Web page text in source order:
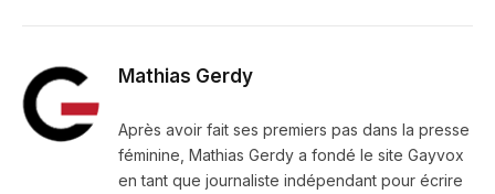
Mathias Gerdy
Après avoir fait ses premiers pas dans la presse
féminine, Mathias Gerdy a fondé le site Gayvox
en tant que journaliste indépendant pour écrire